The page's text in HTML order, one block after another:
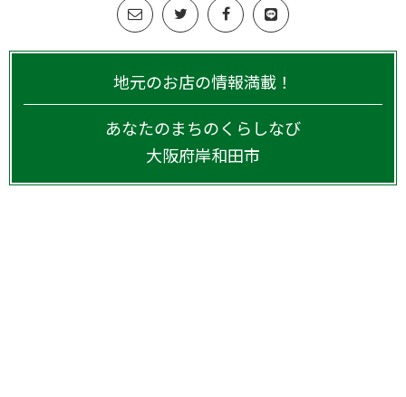
地元のお店の情報満載！
あなたのまちのくらしなび
大阪府岸和田市